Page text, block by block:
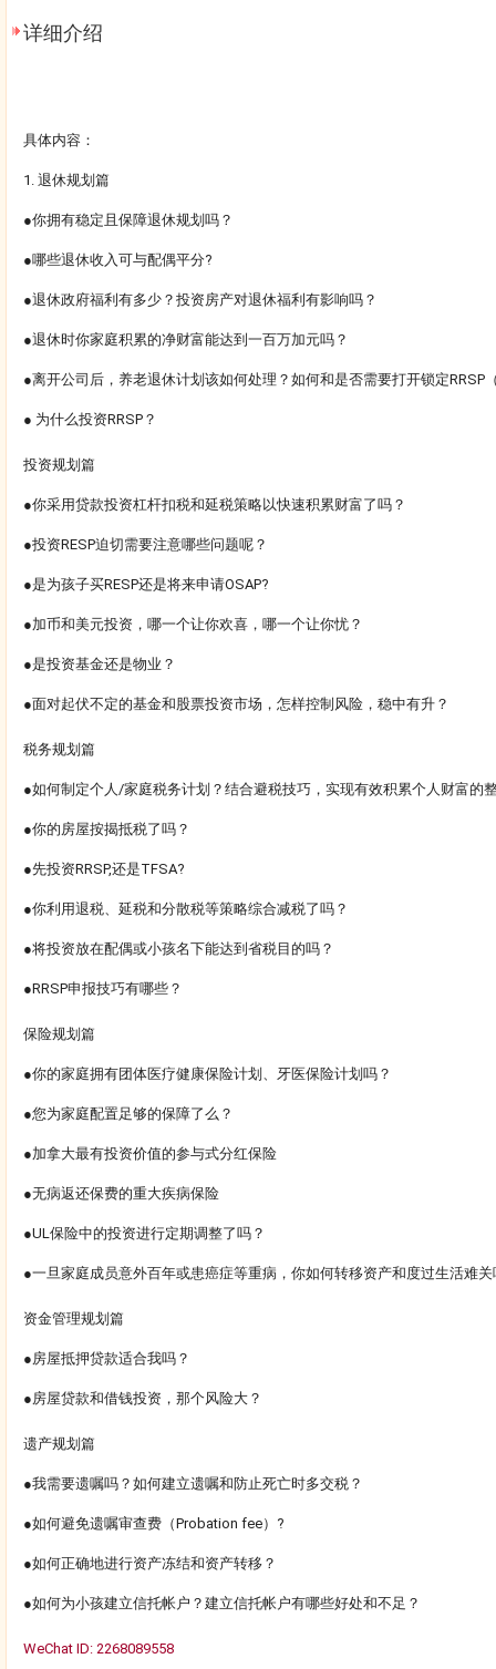
详细介绍
具体内容：
1. 退休规划篇
●你拥有稳定且保障退休规划吗？
●哪些退休收入可与配偶平分?
●退休政府福利有多少？投资房产对退休福利有影响吗？
●退休时你家庭积累的净财富能达到一百万加元吗？
●离开公司后，养老退休计划该如何处理？如何和是否需要打开锁定RRSP
● 为什么投资RRSP？
投资规划篇
●你采用贷款投资杠杆扣税和延税策略以快速积累财富了吗？
●投资RESP迫切需要注意哪些问题呢？
●是为孩子买RESP还是将来申请OSAP?
●加币和美元投资，哪一个让你欢喜，哪一个让你忧？
●是投资基金还是物业？
●面对起伏不定的基金和股票投资市场，怎样控制风险，稳中有升？
税务规划篇
●如何制定个人/家庭税务计划？结合避税技巧，实现有效积累个人财富的
●你的房屋按揭抵税了吗？
●先投资RRSP,还是TFSA?
●你利用退税、延税和分散税等策略综合减税了吗？
●将投资放在配偶或小孩名下能达到省税目的吗？
●RRSP申报技巧有哪些？
保险规划篇
●你的家庭拥有团体医疗健康保险计划、牙医保险计划吗？
●您为家庭配置足够的保障了么？
●加拿大最有投资价值的参与式分红保险
●无病返还保费的重大疾病保险
●UL保险中的投资进行定期调整了吗？
●一旦家庭成员意外百年或患癌症等重病，你如何转移资产和度过生活难关
资金管理规划篇
●房屋抵押贷款适合我吗？
●房屋贷款和借钱投资，那个风险大？
遗产规划篇
●我需要遗嘱吗？如何建立遗嘱和防止死亡时多交税？
●如何避免遗嘱审查费（Probation fee）?
●如何正确地进行资产冻结和资产转移？
●如何为小孩建立信托帐户？建立信托帐户有哪些好处和不足？
WeChat ID: 2268089558